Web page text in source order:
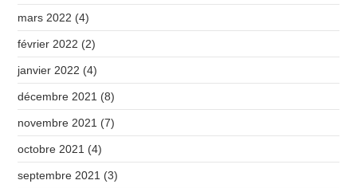
mars 2022 (4)
février 2022 (2)
janvier 2022 (4)
décembre 2021 (8)
novembre 2021 (7)
octobre 2021 (4)
septembre 2021 (3)